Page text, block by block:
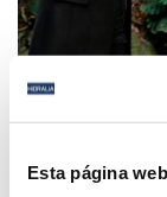
Esta página
Hidralia